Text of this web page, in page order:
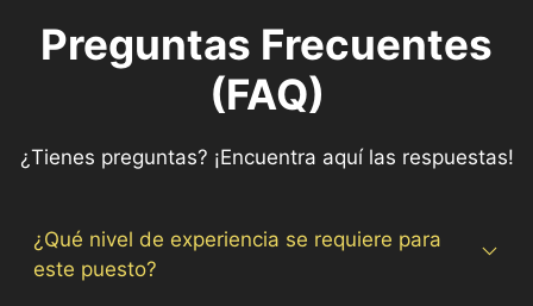
Preguntas Frecuentes
(FAQ)
¿Tienes preguntas? ¡Encuentra aquí las respuestas!
¿Qué nivel de experiencia se requiere para
este puesto?